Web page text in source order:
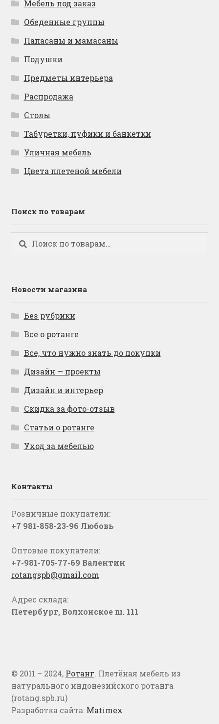
Мебель под заказ
Обеденные группы
Папасаны и мамасаны
Подушки
Предметы интерьера
Распродажа
Столы
Табуретки, пуфики и банкетки
Уличная мебель
Цвета плетеной мебели
Поиск по товарам
Искать:
Поиск
Новости магазина
Без рубрики
Все о ротанге
Все, что нужно знать до покупки
Дизайн — проекты
Дизайн и интерьер
Скидка за фото-отзыв
Статьи о ротанге
Уход за мебелью
Контакты
Розничные покупатели:
+7 981-858-23-96 Любовь
Оптовые покупатели:
+7-981-705-77-69 Валентин
rotangspb@gmail.com
Адрес склада:
Петербург, Волхонское ш. 111
© 2011 – 2024, Ротанг. Плетёная мебель из
натурального индонезийского ротанга
(rotang.spb.ru)
Разработка сайта: Matimex